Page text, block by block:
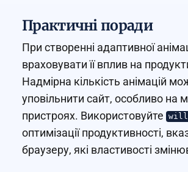
Практичні поради
При створенні адаптивної
враховувати її вплив на
Надмірна кількість анімацій
уповільнити сайт, особливо на
пристроях. Використовуйте
оптимізації продуктивності,
браузеру, які властивості